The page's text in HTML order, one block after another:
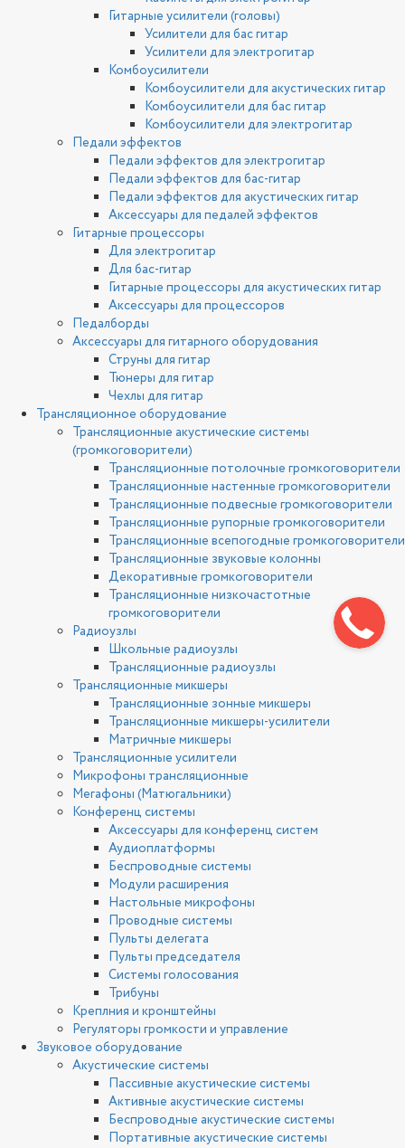
Гитарные усилители (головы)
Усилители для бас гитар
Усилители для электрогитар
Комбоусилители
Комбоусилители для акустических гитар
Комбоусилители для бас гитар
Комбоусилители для электрогитар
Педали эффектов
Педали эффектов для электрогитар
Педали эффектов для бас-гитар
Педали эффектов для акустических гитар
Аксессуары для педалей эффектов
Гитарные процессоры
Для электрогитар
Для бас-гитар
Гитарные процессоры для акустических гитар
Аксессуары для процессоров
Педалборды
Аксессуары для гитарного оборудования
Струны для гитар
Тюнеры для гитар
Чехлы для гитар
Трансляционное оборудование
Трансляционные акустические системы
(громкоговорители)
Трансляционные потолочные громкоговорители
Трансляционные настенные громкоговорители
Трансляционные подвесные громкоговорители
Трансляционные рупорные громкоговорители
Трансляционные всепогодные громкоговорители
Трансляционные звуковые колонны
Декоративные громкоговорители
Трансляционные низкочастотные
громкоговорители
Радиоузлы
Школьные радиоузлы
Трансляционные радиоузлы
Трансляционные микшеры
Трансляционные зонные микшеры
Трансляционные микшеры-усилители
Матричные микшеры
Трансляционные усилители
Микрофоны трансляционные
Мегафоны (Матюгальники)
Конференц системы
Аксессуары для конференц систем
Аудиоплатформы
Беспроводные системы
Модули расширения
Настольные микрофоны
Проводные системы
Пульты делегата
Пульты председателя
Системы голосования
Трибуны
Креплния и кронштейны
Регуляторы громкости и управление
Звуковое оборудование
Акустические системы
Пассивные акустические системы
Активные акустические системы
Беспроводные акустические системы
Портативные акустические системы